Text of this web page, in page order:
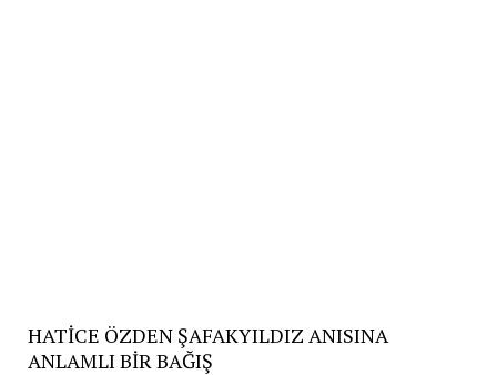
HATİCE ÖZDEN ŞAFAKYILDIZ ANISINA
ANLAMLI BİR BAĞIŞ